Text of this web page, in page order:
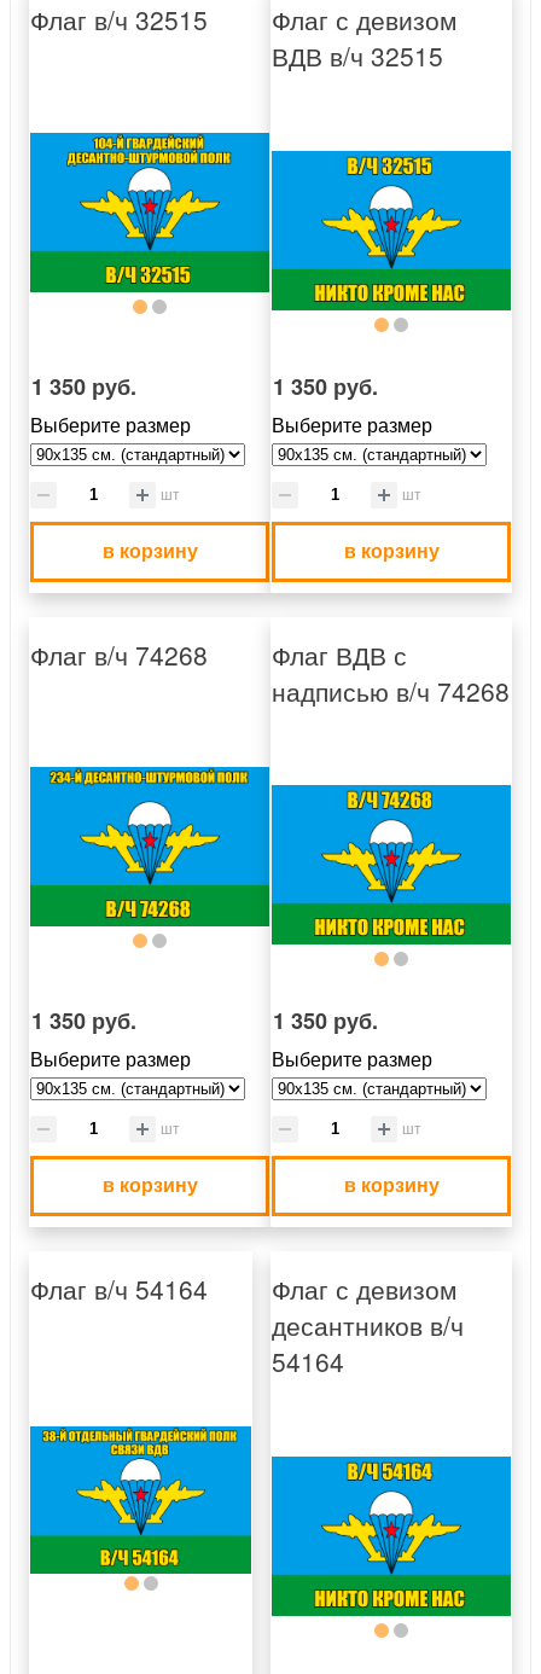
Флаг в/ч 32515
1 350 руб.
Выберите размер
шт
в корзину
Флаг с девизом
ВДВ в/ч 32515
1 350 руб.
Выберите размер
шт
в корзину
Флаг в/ч 74268
1 350 руб.
Выберите размер
шт
в корзину
Флаг ВДВ с
надписью в/ч 74268
1 350 руб.
Выберите размер
шт
в корзину
Флаг в/ч 54164
Флаг с девизом
десантников в/ч
54164